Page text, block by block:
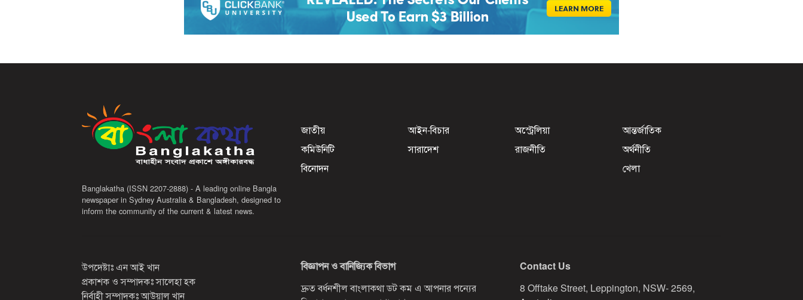
Banglakatha (ISSN 2207-2888) - A leading online Bangla
newspaper in Sydney Australia & Bangladesh, designed to
inform the community of the current & latest news.
জাতীয় আইন-বিচার অস্ট্রেলিয়া
আন্তর্জাতিক
কমিউনিটি
সারাদেশ রাজনীতি
অর্থনীতি
বিনোদন
খেলা
উপদেষ্টাঃ এন আই খান
প্রকাশক ও সম্পাদকঃ সালেহা হক
নির্বাহী সম্পাদকঃ আউয়াল খান
বিজ্ঞাপন ও বানিজ্যিক বিভাগ
দ্রুত বর্ধনশীল বাংলাকথা ডট কম এ আপনার পন্যের
Contact Us
8 Offtake Street, Leppington, NSW- 2569,